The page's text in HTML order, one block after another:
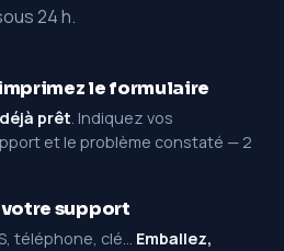
24 h.
le formulaire
déjà prêt. Indiquez vos
et le problème constaté — 2
support
téléphone, clé… Emballez,